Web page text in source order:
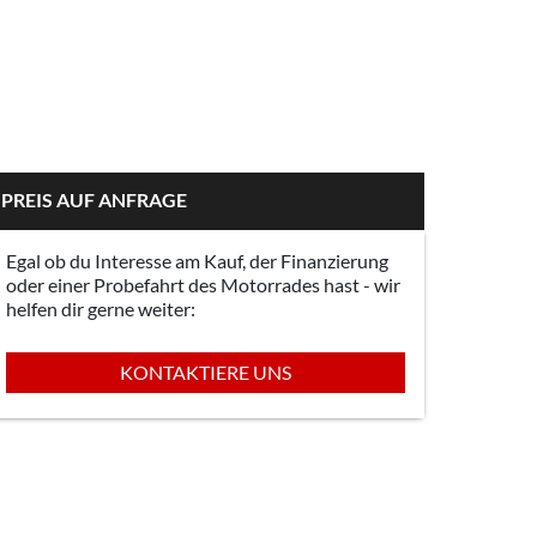
PREIS AUF ANFRAGE
Egal ob du Interesse am Kauf, der Finanzierung
oder einer Probefahrt des Motorrades hast - wir
helfen dir gerne weiter:
KONTAKTIERE UNS